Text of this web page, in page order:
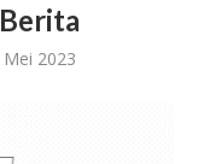
Mei 2023